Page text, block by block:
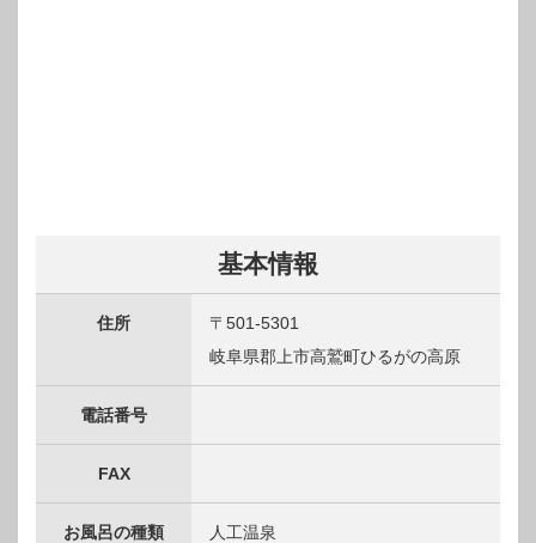
基本情報
住所
〒501-5301
岐阜県郡上市高鷲町ひるがの高原
電話番号
FAX
お風呂の種類 人工温泉